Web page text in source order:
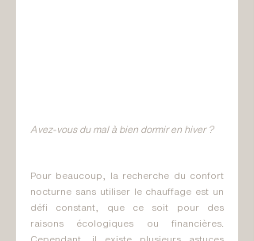
Avez-vous du mal à bien dormir en hiver ?
Pour beaucoup, la recherche du confort
nocturne sans utiliser le chauffage est un
défi constant, que ce soit pour des
raisons écologiques ou financières.